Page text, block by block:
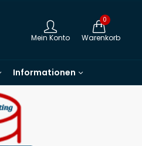
Mein Konto
0
Warenkorb
Informationen